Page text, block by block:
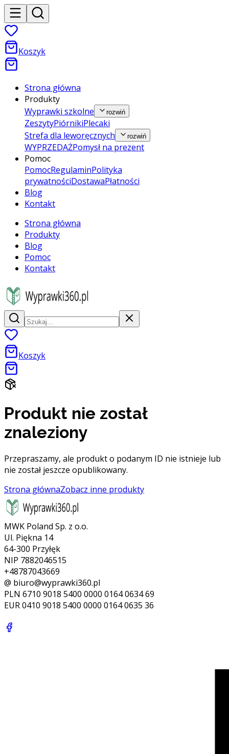
Koszyk
Strona główna
Produkty
Wyprawki szkolne
rozwiń
ZeszytyPiórnikiPlecaki
Strefa dla leworęcznych
rozwiń
WYPRZEDAŻPomysł na prezent
Pomoc
PomocRegulaminPolityka
prywatnościDostawaPłatności
Blog
Kontakt
Strona główna
Produkty
Blog
Pomoc
Kontakt
Koszyk
Produkt nie został
znaleziony
Przepraszamy, ale produkt o podanym ID nie istnieje lub
nie został jeszcze opublikowany.
Strona głównaZobacz inne produkty
MWK Poland Sp. z o.o.
Ul. Piękna 14
64-300 Przyłęk
NIP 7882046515
+48787043669
@ biuro@wyprawki360.pl
PLN 6710 9018 5400 0000 0164 0634 69
EUR0410 9018 5400 0000 0164 0635 36